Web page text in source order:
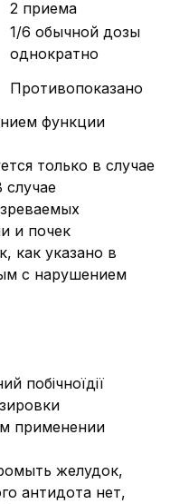
2 приема
1/6 обычной дозы
однократно
Противопоказано
функции
только в случае
и почек
как указано в
с нарушением
побічноїдії
применении
желудок,
антидота нет,